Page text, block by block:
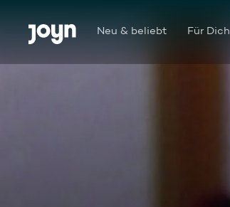
Zum Inhalt springen
Barrierefrei Neu & beliebt Für Dich